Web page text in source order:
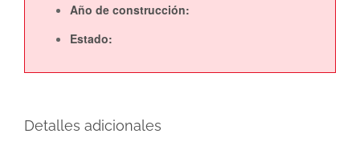
Año de construcción:
Estado:
Detalles adicionales